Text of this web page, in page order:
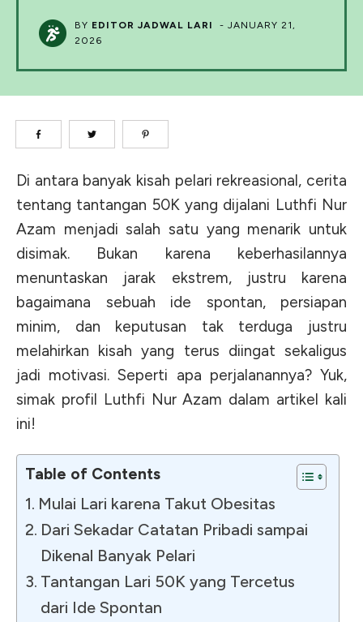
BY EDITOR JADWAL LARI - JANUARY 21,
2026
Di antara banyak kisah pelari rekreasional, cerita
tentang tantangan 50K yang dijalani Luthfi Nur
Azam menjadi salah satu yang menarik untuk
disimak. Bukan karena keberhasilannya
menuntaskan jarak ekstrem, justru karena
bagaimana sebuah ide spontan, persiapan
minim, dan keputusan tak terduga justru
melahirkan kisah yang terus diingat sekaligus
jadi motivasi. Seperti apa perjalanannya? Yuk,
simak profil Luthfi Nur Azam dalam artikel kali
ini!
Table of Contents
Mulai Lari karena Takut Obesitas
Dari Sekadar Catatan Pribadi sampai
Dikenal Banyak Pelari
Tantangan Lari 50K yang Tercetus
dari Ide Spontan